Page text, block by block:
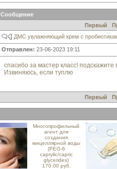
Сообщение
Первый
ДМС увлажняющий крем с
Отправлен: 23-06-2023 19:11
спасибо за мастер класс!
Извиняюсь, если туплю
Первый
Многопрофильный
агент для
создания
мицеллярной воды
(PEG-6
caprylic/capric
glycerides)
170.00 руб.